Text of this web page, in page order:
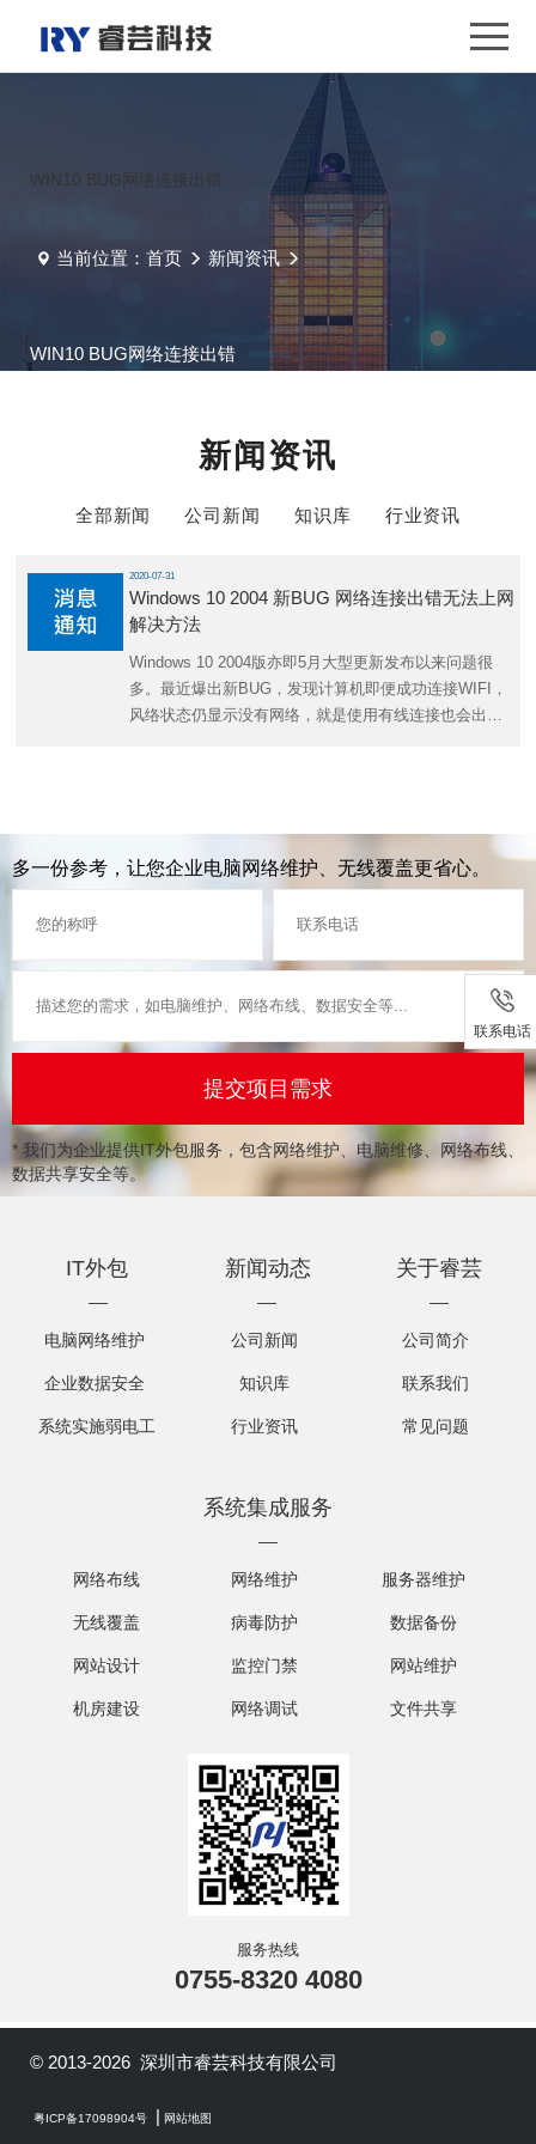
WIN10 BUG网络连接出错
当前位置： 首页 新闻资讯
WIN10 BUG网络连接出错
新闻资讯
全部新闻 公司新闻 知识库 行业资讯
2020-07-31
Windows 10 2004 新BUG 网络连接出错无法上网
解决方法
Windows 10 2004版亦即5月大型更新发布以来问题很
多。最近爆出新BUG，发现计算机即便成功连接WIFI，
风络状态仍显示没有网络，就是使用有线连接也会出现
多一份参考，让您企业电脑网络维护、无线覆盖更省心。
* 我们为企业提供IT外包服务，包含网络维护、电脑维修、网络布线、
数据共享安全等。
IT外包
电脑网络维护
企业数据安全
系统实施弱电工
新闻动态
公司新闻
知识库
行业资讯
关于睿芸
公司简介
联系我们
常见问题
系统集成服务
网络布线 网络维护 服务器维护
无线覆盖 病毒防护 数据备份
网站设计 监控门禁 网站维护
机房建设 网络调试 文件共享
服务热线
0755-8320 4080
© 2013-2026 深圳市睿芸科技有限公司
粤ICP备17098904号 | 网站地图
联系电话